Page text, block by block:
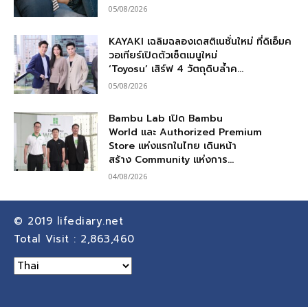
05/08/2026
KAYAKI เฉลิมฉลองเดสติเนชั่นใหม่ ที่ดิเอ็มค
วอเทียร์เปิดตัวเซ็ตเมนูใหม่
‘Toyosu’ เสิร์ฟ 4 วัตถุดิบล้ำค...
05/08/2026
Bambu Lab เปิด Bambu
World และ Authorized Premium
Store แห่งแรกในไทย เดินหน้า
สร้าง Community แห่งการ...
04/08/2026
© 2019 lifediary.net
Total Visit : 2,863,460